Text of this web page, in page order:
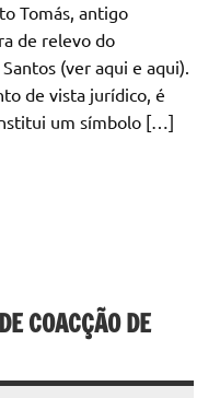
Tomás, antigo
de relevo do
(ver aqui e aqui).
de vista jurídico, é
um símbolo […]
COACÇÃO DE